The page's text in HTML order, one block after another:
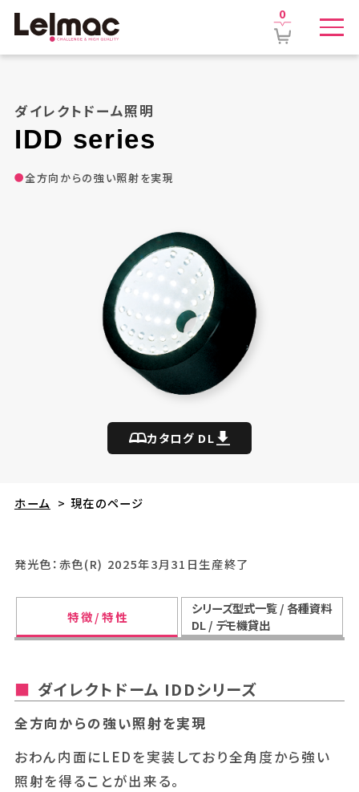
0
ダイレクトドーム照明
IDD series
全方向からの強い照射を実現
カタログ DL
ホーム > 現在のページ
発光色：赤色(R) 2025年3月31日生産終了
特 徴 / 特 性
シリーズ型式一覧 / 各種資料
DL / デモ機貸出
ダイレクトドーム IDDシリーズ
全方向からの強い照射を実現
おわん内面にLEDを実装しており全角度から強い
照射を得ることが出来る。